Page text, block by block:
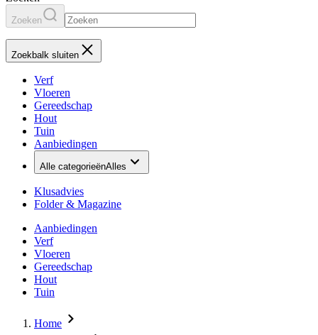
Zoeken
Zoekbalk sluiten
Verf
Vloeren
Gereedschap
Hout
Tuin
Aanbiedingen
Alle categorieënAlles
Klusadvies
Folder & Magazine
Aanbiedingen
Verf
Vloeren
Gereedschap
Hout
Tuin
Home